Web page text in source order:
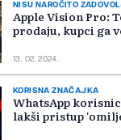
NISU NAROČITO
Apple Vision Pro:
prodaju, kupci ga
13. 02. 2024.
KORISNA ZNAČAJKA
WhatsApp
lakši pristup